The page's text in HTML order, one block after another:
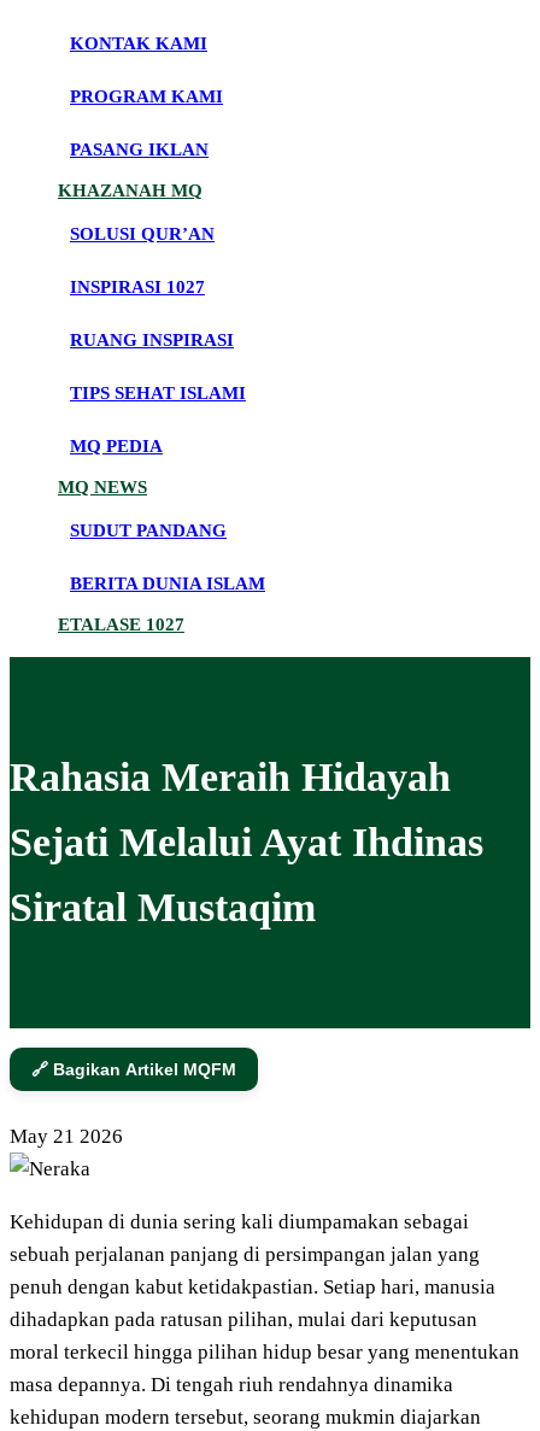
KONTAK KAMI
PROGRAM KAMI
PASANG IKLAN
KHAZANAH MQ
SOLUSI QUR’AN
INSPIRASI 1027
RUANG INSPIRASI
TIPS SEHAT ISLAMI
MQ PEDIA
MQ NEWS
SUDUT PANDANG
BERITA DUNIA ISLAM
ETALASE 1027
Rahasia Meraih Hidayah
Sejati Melalui Ayat Ihdinas
Siratal Mustaqim
🔗 Bagikan Artikel MQFM
May 21 2026
Kehidupan di dunia sering kali diumpamakan sebagai
sebuah perjalanan panjang di persimpangan jalan yang
penuh dengan kabut ketidakpastian. Setiap hari, manusia
dihadapkan pada ratusan pilihan, mulai dari keputusan
moral terkecil hingga pilihan hidup besar yang menentukan
masa depannya. Di tengah riuh rendahnya dinamika
kehidupan modern tersebut, seorang mukmin diajarkan